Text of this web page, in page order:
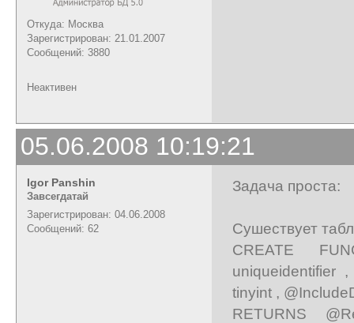
Откуда: Москва
Зарегистрирован: 21.01.2007
Сообщений: 3880
Неактивен
05.06.2008 10:19:21
Igor Panshin
Завсегдатай
Зарегистрирован: 04.06.2008
Сообщений: 62
Задача проста:
Сушествует
CREATE
uniqueidentifier
tinyint ,
RETURNS